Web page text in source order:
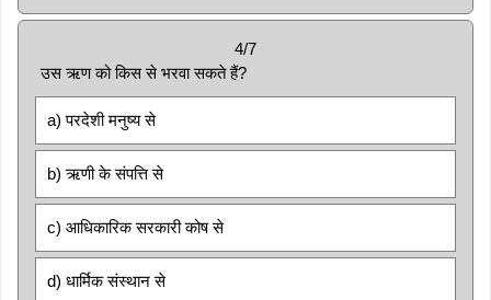
4/7
उस ऋण को किस से भरवा सकते हैं?
a) परदेशी मनुष्य से
b) ऋणी के संपत्ति से
c) आधिकारिक सरकारी कोष से
d) धार्मिक संस्थान से